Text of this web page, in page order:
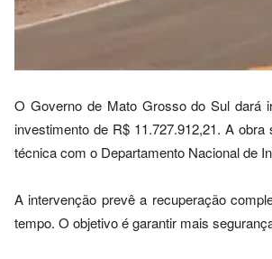
O Governo de Mato Grosso do Sul dará
investimento de R$ 11.727.912,21. A
técnica com o Departamento Nacional de
A intervenção prevê a recuperação
tempo. O objetivo é garantir mais